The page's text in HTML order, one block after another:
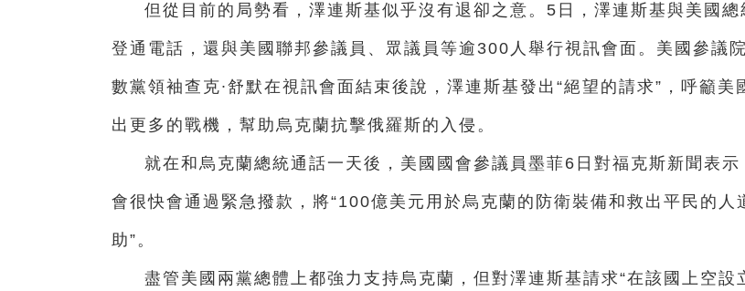
但從目前的局勢看，澤連斯基似乎沒有退卻之意。5日，澤連斯基與美國總
登通電話，還與美國聯邦參議員、眾議員等逾300人舉行視訊會面。美國參議
數黨領袖查克∙舒默在視訊會面結束後說，澤連斯基發出“絕望的請求”，呼籲美
出更多的戰機，幫助烏克蘭抗擊俄羅斯的入侵。
就在和烏克蘭總統通話一天後，美國國會參議員墨菲6日對福克斯新聞表示
會很快會通過緊急撥款，將“100億美元用於烏克蘭的防衛裝備和救出平民的人
助”。
盡管美國兩黨總體上都強力支持烏克蘭，但對澤連斯基請求“在該國上空設